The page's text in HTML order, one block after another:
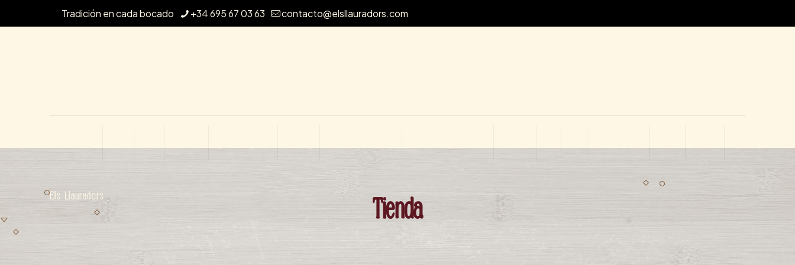
Tradición en cada bocado +34 695 67 03 63 contacto@elsllauradors.com
Els Llauradors Tienda